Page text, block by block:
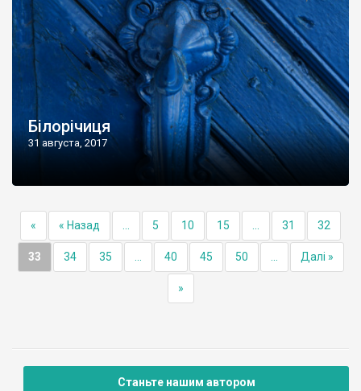
Білорічиця
31 августа, 2017
« « Назад 5 10 15 31 32
33 34 35 40 45 50 Далі »
»
Станьте нашим автором